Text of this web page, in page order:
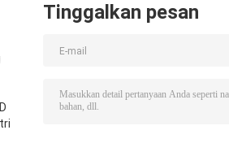
Tinggalkan pesan